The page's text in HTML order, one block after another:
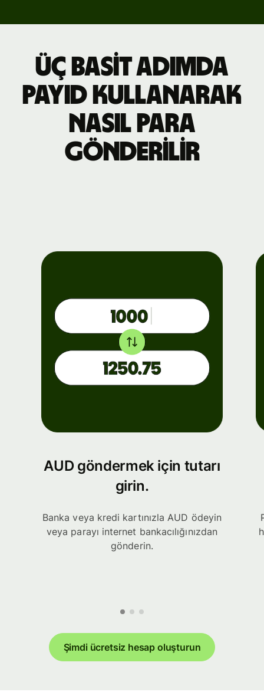
Üç basit adımda
PayID kullanarak
nasıl para
gönderilir
AUD göndermek için tutarı
girin.
Banka veya kredi kartınızla AUD ödeyin
veya parayı internet bankacılığınızdan
gönderin.
Şimdi ücretsiz hesap oluşturun